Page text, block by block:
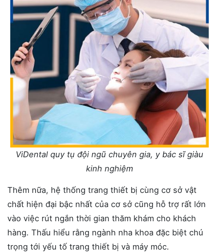
ViDental quy tụ đội ngũ chuyên gia, y bác sĩ giàu
kinh nghiệm
Thêm nữa, hệ thống trang thiết bị cùng cơ sở vật
chất hiện đại bậc nhất của cơ sở cũng hỗ trợ rất lớn
vào việc rút ngắn thời gian thăm khám cho khách
hàng. Thấu hiểu rằng ngành nha khoa đặc biệt chú
trọng tới yếu tố trang thiết bị và máy móc.